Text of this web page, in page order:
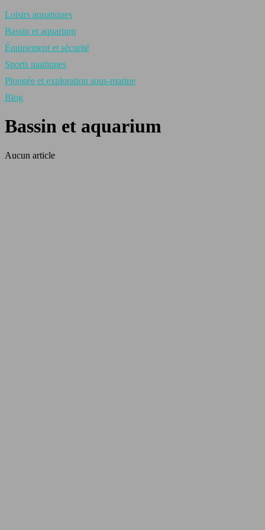
Loisirs aquatiques
Bassin et aquarium
Équipement et sécurité
Sports nautiques
Plongée et exploration sous-marine
Blog
Bassin et aquarium
Aucun article